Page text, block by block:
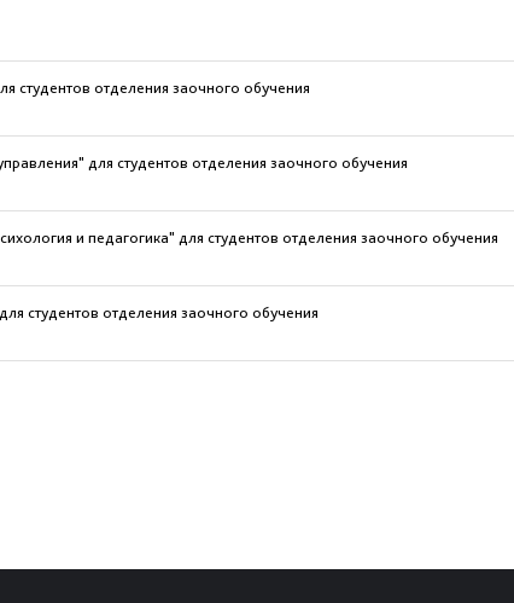
студентов отделения заочного обучения
для студентов отделения заочного обучения
и педагогика" для студентов отделения заочного обучения
студентов отделения заочного обучения